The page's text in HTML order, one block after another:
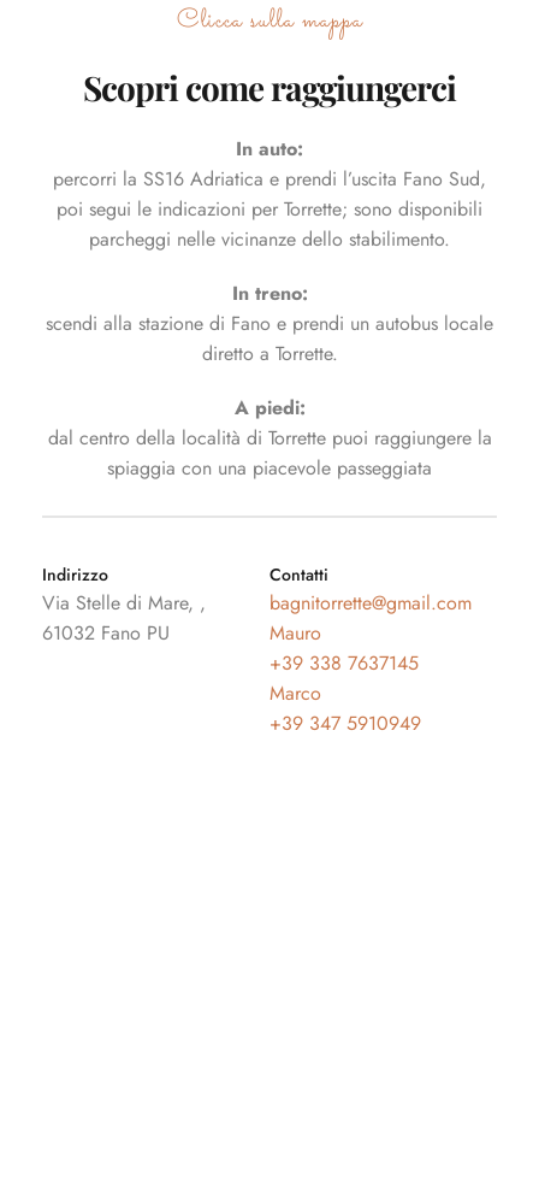
Clicca sulla mappa
Scopri come raggiungerci
In auto:
percorri la SS16 Adriatica e prendi l’uscita Fano Sud,
poi segui le indicazioni per Torrette; sono disponibili
parcheggi nelle vicinanze dello stabilimento.
In treno:
scendi alla stazione di Fano e prendi un autobus locale
diretto a Torrette.
A piedi:
dal centro della località di Torrette puoi raggiungere la
spiaggia con una piacevole passeggiata
Indirizzo
Via Stelle di Mare, ,
61032 Fano PU
Contatti
bagnitorrette@gmail.com
Mauro
+39 338 7637145
Marco
+39 347 5910949